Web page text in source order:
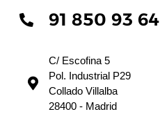
91 850 93 64
C/ Escofina 5
Pol. Industrial P29
Collado Villalba
28400 - Madrid